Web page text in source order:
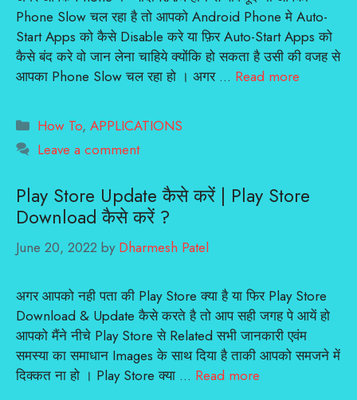
Phone Slow चल रहा है तो आपको Android Phone मे Auto-
Start Apps को कैसे Disable करे या फ़िर Auto-Start Apps को
कैसे बंद करे वो जान लेना चाहिये क्योंकि हो सकता है उसी की वजह से
आपका Phone Slow चल रहा हो । अगर … Read more
Categories
How To,APPLICATIONS
Leave a comment
Play Store Update कैसे करें | Play Store
Download कैसे करें ?
June 20, 2022 by Dharmesh Patel
अगर आपको नही पता की Play Store क्या है या फिर Play Store
Download & Update कैसे करते है तो आप सही जगह पे आयें हो
आपको मैंने नीचे Play Store से Related सभी जानकारी एवंम
समस्या का समाधान Images के साथ दिया है ताकी आपको समजने में
दिक्कत ना हो । Play Store क्या … Read more